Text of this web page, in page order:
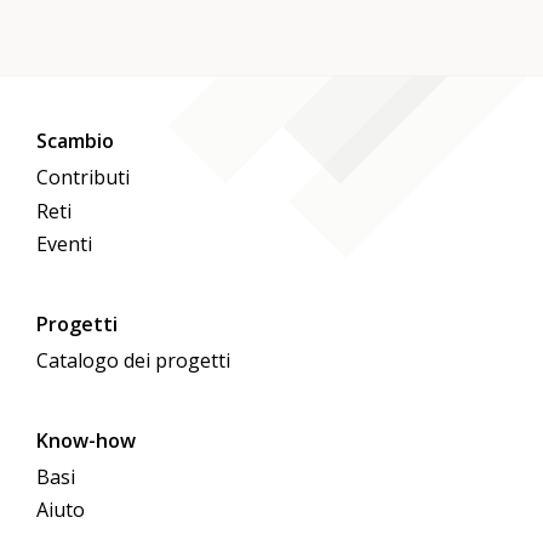
Scambio
Contributi
Reti
Eventi
Progetti
Catalogo dei progetti
Know-how
Basi
Aiuto